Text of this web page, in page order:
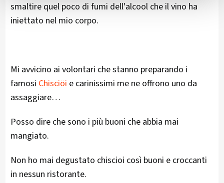
smaltire quel poco di fumi dell'alcool che il vino ha
iniettato nel mio corpo.
Mi avvicino ai volontari che stanno preparando i
famosi Chisciöi e carinissimi me ne offrono uno da
assaggiare…
Posso dire che sono i più buoni che abbia mai
mangiato.
Non ho mai degustato chiscioi così buoni e croccanti
in nessun ristorante.